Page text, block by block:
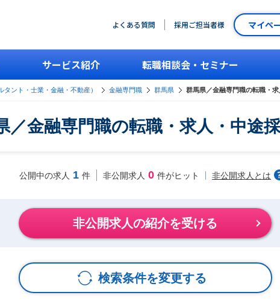
よくある質問 採用ご担当者様 マイペ
サービス紹介 転職相談会・セミナー
タント・士業・金融・不動産） 金融専門職 群馬県 群馬県／金融専門職の転職・
／金融専門職の転職・求人・中途
公開中の求人 1 件 非公開求人 0 件がヒット 非公開求人とは
非公開求人の紹介を受ける
検索条件を変更する